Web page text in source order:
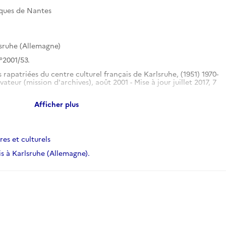
de Nantes
(Allemagne)
53.
du centre culturel français de Karlsruhe, (1951) 1970-
(mission d'archives), août 2001 - Mise à jour juillet 2017, 7
Afficher plus
et culturels
à Karlsruhe (Allemagne).